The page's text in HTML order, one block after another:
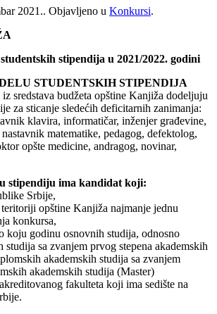
2021.. Objavljeno u Konkursi.
stipendija u 2021/2022. godini
STUDENTSKIH STIPENDIJA
sredstava budžeta opštine Kanjiža dodeljuju
za sticanje sledećih deficitarnih zanimanja:
klavira, informatičar, inženjer građevine,
matematike, pedagog, defektolog,
opšte medicine, andragog, novinar,
stipendiju ima kandidat koji:
Srbije,
opštine Kanjiža najmanje jednu
konkursa,
koju godinu osnovnih studija, odnosno
studija sa zvanjem prvog stepena akademskih
akademskih studija sa zvanjem
akademskih studija (Master)
fakulteta koji ima sedište na